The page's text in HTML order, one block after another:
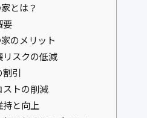
とは？
要
のメリット
リスクの低減
割引
ストの削減
持と向上